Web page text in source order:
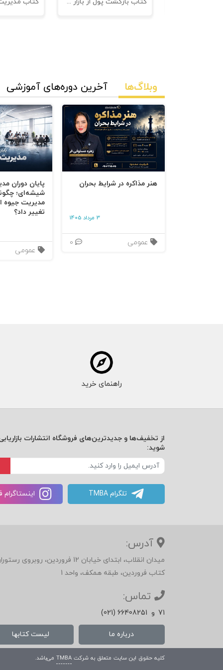
وبلاگ‌ها آخرین دوره‌های آموزشی
هنر مذاکره در شرایط بحران
3 مرداد 1405
عمومی
پایان دوران
شیشه‌ای؛
مدیریت جیوه‌
تغییر داد؟
عمومی
راهنمای خرید
از تخفیف‌ها و جدیدترین‌های فروشگاه انتشارات
شوید:
تلگرام TMBA
آدرس:
میدان انقلاب، ابتدای خیابان 12
کتاب فروردین، طبقه همکف، واحد 1
تماس:
(021) 66408251 و 71
درباره ما لیست کتابها
کلیه حقوق این سایت متعلق به شرکت TMBA می‌باشد.